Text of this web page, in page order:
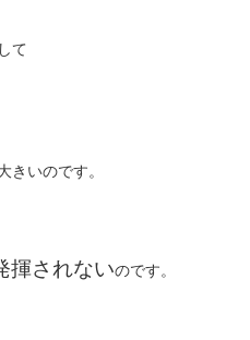
て
きいのです。
揮されないのです。